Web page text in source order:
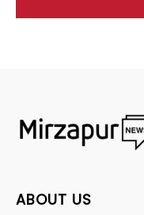
ABOUT US